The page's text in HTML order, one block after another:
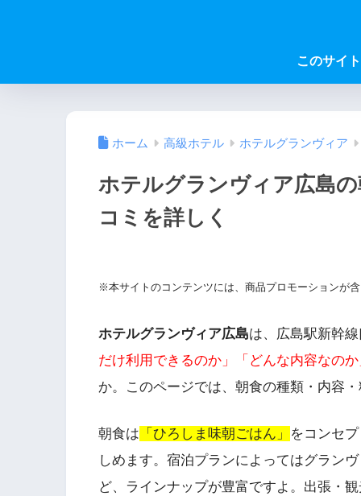
このサイ
ホーム 高級ホテル ホテルグランヴィア
ホテルグランヴィア広島
コミを詳しく
※本サイトのコンテンツには、商品プロモーションが
ホテルグランヴィア広島は、広島駅新幹
だけ利用できるのか」「どんな内容なの
か。このページでは、朝食の種類・内容
朝食は 「ひろしま味朝ごはん」
をコンセ
しめます。宿泊プランによってはグラン
ど、ラインナップが豊富ですよ。出張・